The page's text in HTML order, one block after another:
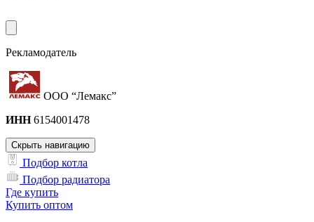
Рекламодатель
ООО “Лемакс”
ИНН6154001478
Скрыть навигацию
Подбор котла
Подбор радиатора
Где купить
Купить оптом